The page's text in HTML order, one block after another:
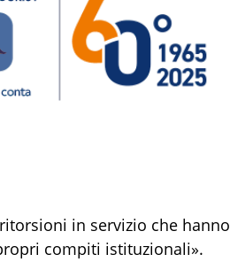
in servizio che hanno
compiti istituzionali».